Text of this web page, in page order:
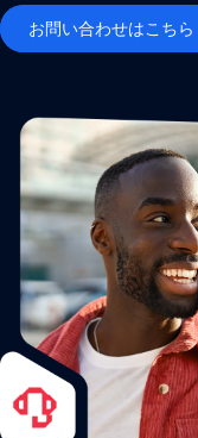
お問い合わせはこちら